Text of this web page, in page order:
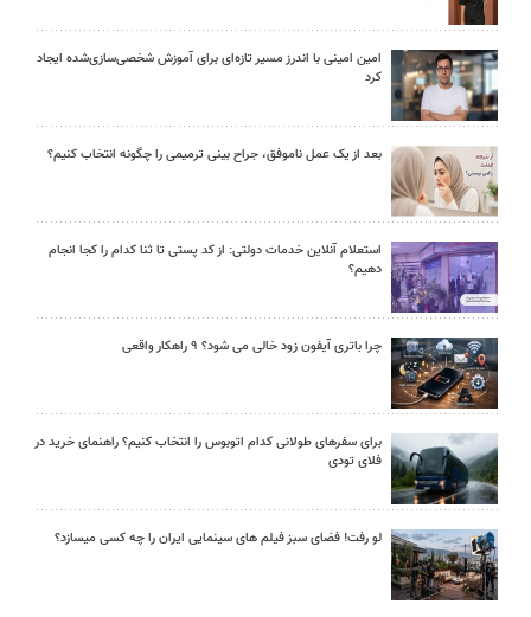
امین امینی با اندرز مسیر تازه‌ای برای آموزش شخصی‌سازی‌شده ایجاد
کرد
بعد از یک عمل ناموفق، جراح بینی ترمیمی را چگونه انتخاب کنیم؟
استعلام آنلاین خدمات دولتی: از کد پستی تا ثنا کدام را کجا انجام
دهیم؟
چرا باتری آیفون زود خالی می شود؟ ۹ راهکار واقعی
برای سفرهای طولانی کدام اتوبوس را انتخاب کنیم؟ راهنمای خرید در
فلای تودی
لو رفت! فضای سبز فیلم های سینمایی ایران را چه کسی میسازد؟